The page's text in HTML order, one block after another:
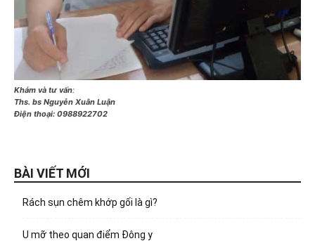
Khám và tư vấn:
Ths. bs Nguyễn Xuân Luận
Điện thoại: 0988922702
BÀI VIẾT MỚI
Rách sụn chêm khớp gối là gì?
U mỡ theo quan điểm Đông y